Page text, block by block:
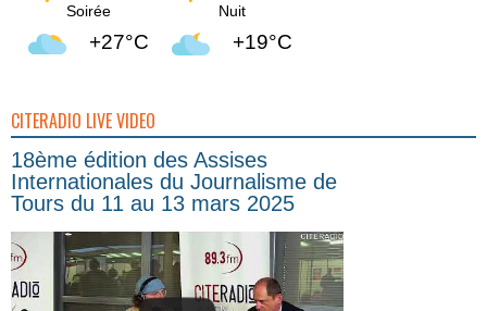
Soirée
+27°C
Nuit
+19°C
CITERADIO LIVE VIDEO
18ème édition des Assises
Internationales du Journalisme de
Tours du 11 au 13 mars 2025